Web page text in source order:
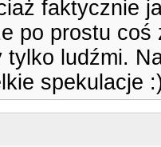
faktycznie
po prostu coś
ludźmi.
spekulacje